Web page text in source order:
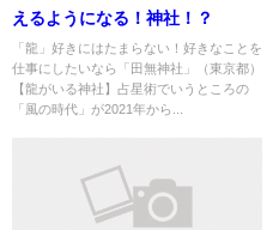
えるようになる！神社！？
「龍」好きにはたまらない！好きなことを
仕事にしたいなら「田無神社」（東京都）
【龍がいる神社】占星術でいうところの
「風の時代」が2021年から...